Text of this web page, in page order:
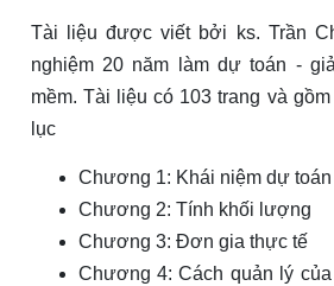
Tài liệu được viết bởi ks. Trần
nghiệm 20 năm làm dự toán -
mềm. Tài liệu có 103 trang và
lục
Chương 1: Khái niệm dự toán
Chương 2: Tính khối lượng
Chương 3: Đơn gia thực tế
Chương 4: Cách quản lý